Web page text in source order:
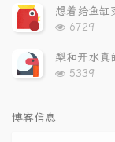
次
数:
想着给鱼缸
浏
次
数:
6729
梨和开水真
浏
5339
博客信息